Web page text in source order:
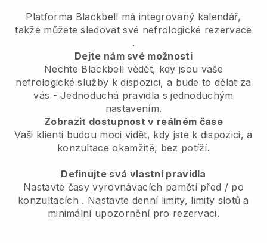
Platforma Blackbell má integrovaný kalendář,
takže můžete sledovat své nefrologické rezervace
.
Dejte nám své možnosti
Nechte Blackbell vědět, kdy jsou vaše
nefrologické služby k dispozici, a bude to dělat za
vás - Jednoduchá pravidla s jednoduchým
nastavením.
Zobrazit dostupnost v reálném čase
Vaši klienti budou moci vidět, kdy jste k dispozici,a
konzultace okamžitě, bez potíží.
Definujte svá vlastní pravidla
Nastavte časy vyrovnávacích pamětí před / po
konzultacích . Nastavte denní limity, limity slotů a
minimální upozornění pro rezervaci.